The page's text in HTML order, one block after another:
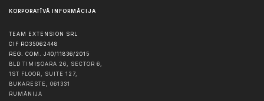
KORPORATĪVĀ INFORMĀCIJA
TEAM EXTENSION SRL
CIF RO35062448
REG. COM. J40/11836/2015
BLD TIMIȘOARA 26, SECTOR 6,
1ST FLOOR, SUITE 127,
BUKARESTE , 061331
RUMĀNIJA